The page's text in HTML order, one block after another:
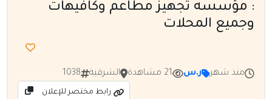
: مؤسسه تجهيز مطاعم وكافيهات
وجميع المحلات
منذ شهر ر.س 21 مشاهدة الشرقية 1038
رابط مختصر للإعلان